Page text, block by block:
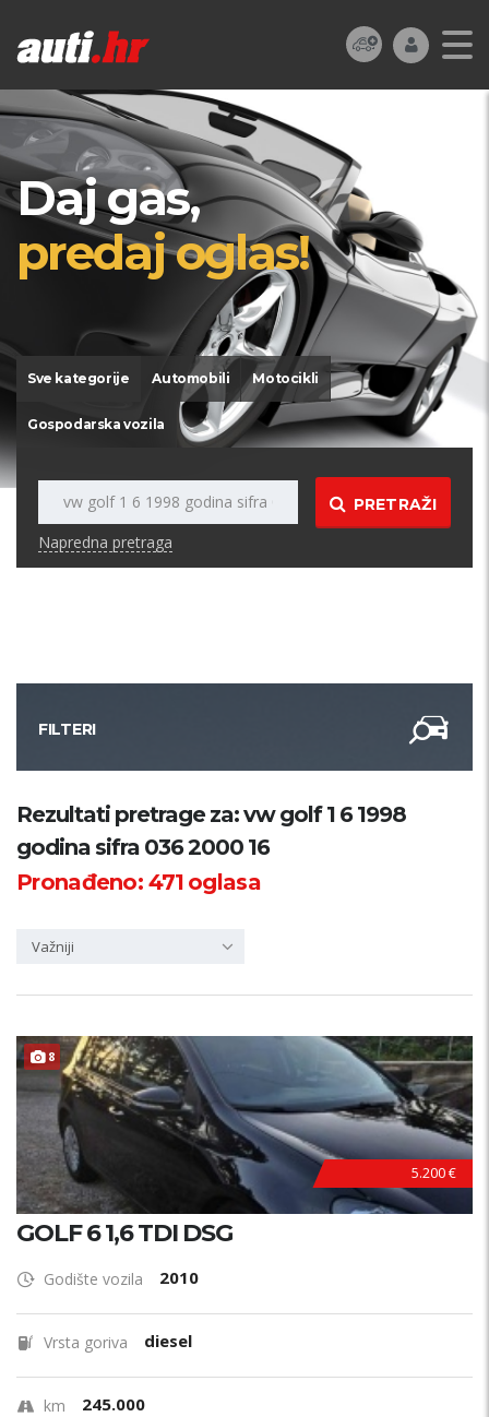
Daj gas,
predaj oglas!
Sve kategorije Automobili Motocikli
Gospodarska vozila
PRETRAŽI
Napredna pretraga
FILTERI
Kategorija
Županija
Rezultati pretrage za: vw golf 1 6 1998
godina sifra 036 2000 16
Pronađeno:471oglasa
Važniji
8
5.200 €
GOLF 6 1,6 TDI DSG
Godište vozila 2010
Vrsta goriva diesel
km 245.000